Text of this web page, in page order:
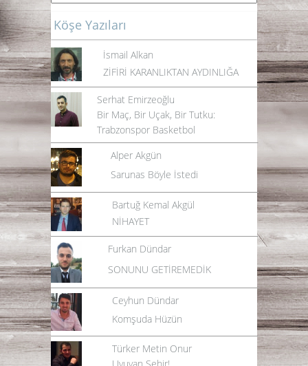
Köşe Yazıları
İsmail Alkan
ZİFİRİ KARANLIKTAN AYDINLIĞA
Serhat Emirzeoğlu
Bir Maç, Bir Uçak, Bir Tutku:
Trabzonspor Basketbol
Alper Akgün
Sarunas Böyle İstedi
Bartuğ Kemal Akgül
NİHAYET
Furkan Dündar
SONUNU GETİREMEDİK
Ceyhun Dündar
Komşuda Hüzün
Türker Metin Onur